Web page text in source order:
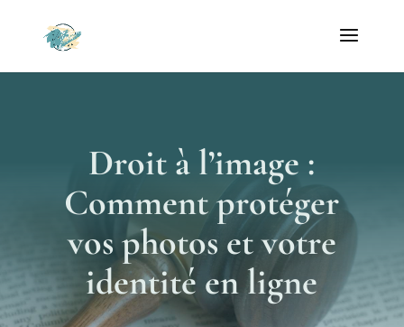
Droit à l’image :
Comment protéger
vos photos et votre
identité en ligne